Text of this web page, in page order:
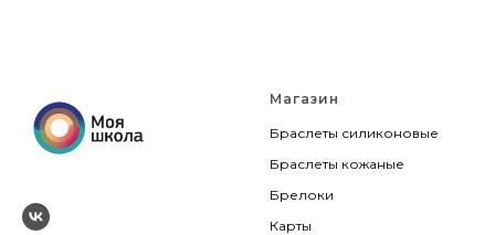
Магазин
Браслеты силиконовые
Браслеты кожаные
Брелоки
Карты